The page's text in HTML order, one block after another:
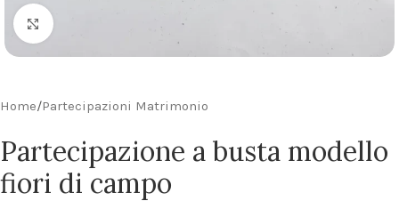
Click to enlarge
Home/Partecipazioni Matrimonio
Partecipazione a busta modello
fiori di campo